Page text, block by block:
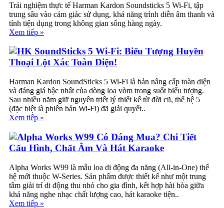
Trải nghiệm thực tế Harman Kardon Soundsticks 5 Wi-Fi, tập
trung sâu vào cảm giác sử dụng, khả năng trình diễn âm thanh và
tính tiện dụng trong không gian sống hàng ngày.
Xem tiếp »
HK SoundSticks 5 Wi-Fi: Biểu Tượng Huyền
Thoại Lột Xác Toàn Diện!
Harman Kardon SoundSticks 5 Wi-Fi là bản nâng cấp toàn diện
và đáng giá bậc nhất của dòng loa vòm trong suốt biểu tượng.
Sau nhiều năm giữ nguyên triết lý thiết kế từ đời cũ, thế hệ 5
(đặc biệt là phiên bản Wi-Fi) đã giải quyết..
Xem tiếp »
Alpha Works W99 Có Đáng Mua? Chi Tiết
Cấu Hình, Chất Âm Và Hát Karaoke
Alpha Works W99 là mẫu loa di động đa năng (All-in-One) thế
hệ mới thuộc W-Series. Sản phẩm được thiết kế như một trung
tâm giải trí di động thu nhỏ cho gia đình, kết hợp hài hòa giữa
khả năng nghe nhạc chất lượng cao, hát karaoke tiện..
Xem tiếp »